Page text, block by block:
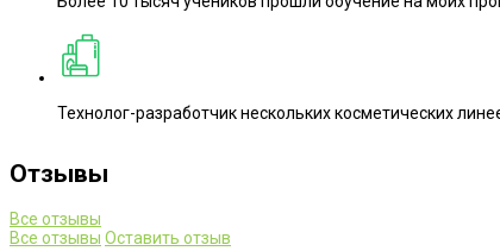
Технолог-разработчик нескольких косметических
Отзывы
Все отзывы
Все отзывы Оставить отзыв